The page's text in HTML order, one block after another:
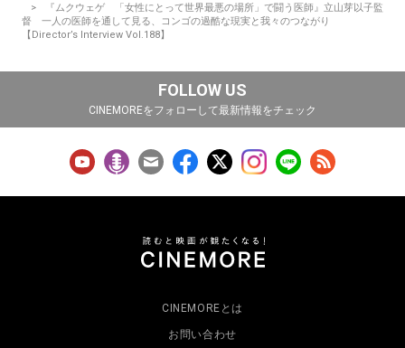
『ムクウェゲ 「女性にとって世界最悪の場所」で闘う医師』立山芽以子監
督 一人の医師を通して見る、コンゴの過酷な現実と我々のつながり
【Director’s Interview Vol.188】
FOLLOW US
CINEMOREをフォローして最新情報をチェック
CINEMOREとは
お問い合わせ